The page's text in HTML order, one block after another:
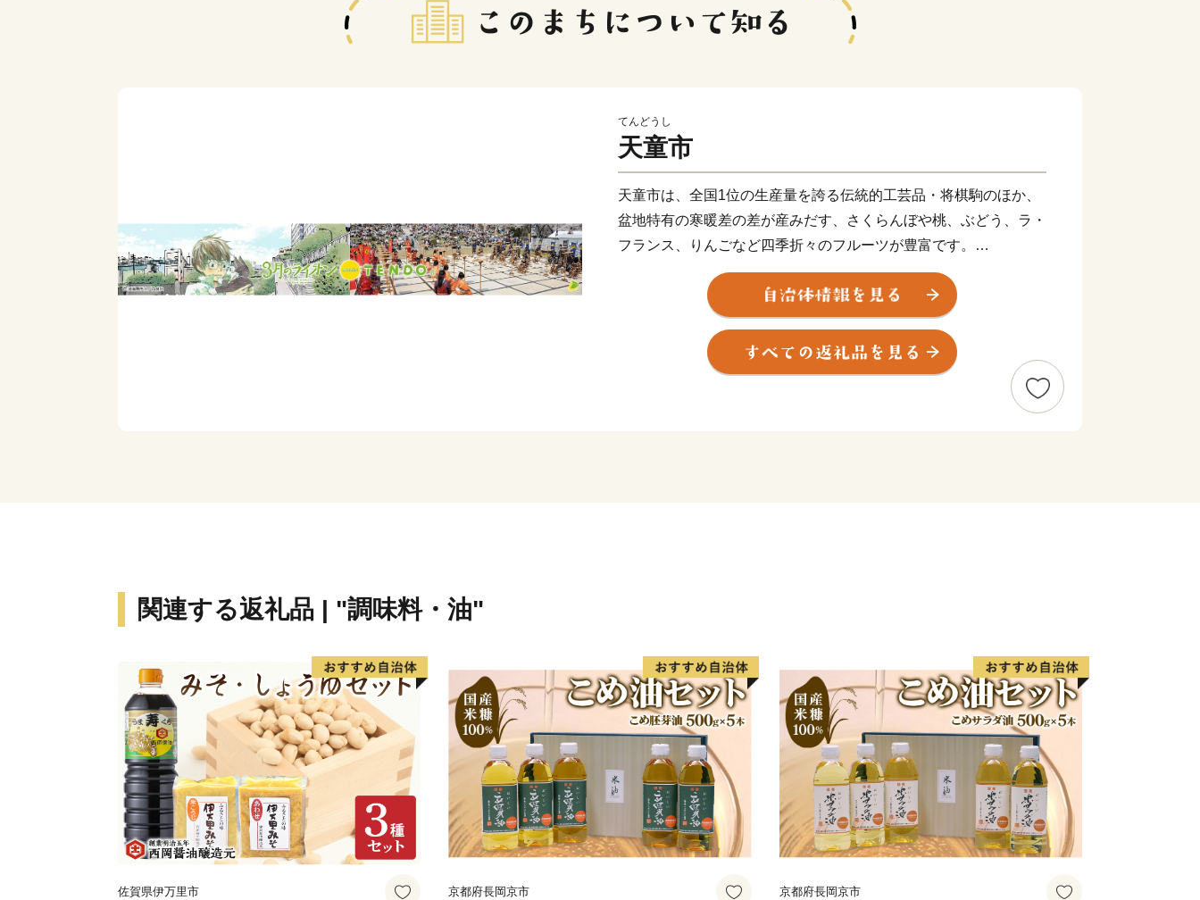
てんどうし
天童市
天童市は、全国1位の生産量を誇る伝統的工芸品・将棋駒のほか、
盆地特有の寒暖差の差が産みだす、さくらんぼや桃、ぶどう、ラ・
フランス、りんごなど四季折々のフルーツが豊富です。
”第２のふるさと天童"には、ご寄附をいただいた皆様との間に、ふ
るさと納税を通じて絆を形成し、本市が皆様にとって"第２のふる
さと"と感じていただけるようにとの思いが込められています。
春夏秋冬を通じたイベントもございます。これをきっかけに、ぜひ
天童市を訪れ、本市の魅力を肌で感じ取ってみてはいかがです
か？ ふるさと納税をきっかけに、ちょっとしたお出掛けや旅行先
関連する返礼品 | "調味料・油"
佐賀県伊万里市 京都府長岡京市 京都府長岡京市